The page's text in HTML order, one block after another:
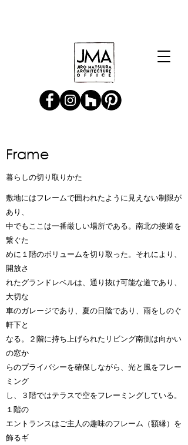
Frame
暮らしの切り取りかた
敷地にはフレームで囲われたように見えない制限が
あり、
中でもここは一番厳しい場所である。南北の接道を
繋ぐた
めに１階のボリュームを切り取った。それにより、
開放さ
れたグランドレベルは、通り抜け可能な道であり、
大切な
車のガレージであり、夏の日陰であり、雨をしのぐ
軒下と
なる。２階に持ち上げられたリビング南側は向かい
の窓か
らのプライバシーを確保しながら、光と風をフレー
ミング
し、３階ではテラスで空をフレーミングしている。
１階の
エントランスはご主人の趣味のフレーム（額縁）を
飾るギ